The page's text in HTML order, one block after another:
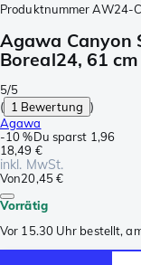
Produktnummer AW24-
Agawa Canyon
Boreal24, 61 cm
5/5
( 1 Bewertung )
Agawa
-10 %Du sparst 1,96
18,49 €
inkl. MwSt.
Von20,45 €
Vorrätig
Vor 15.30 Uhr bestellt,